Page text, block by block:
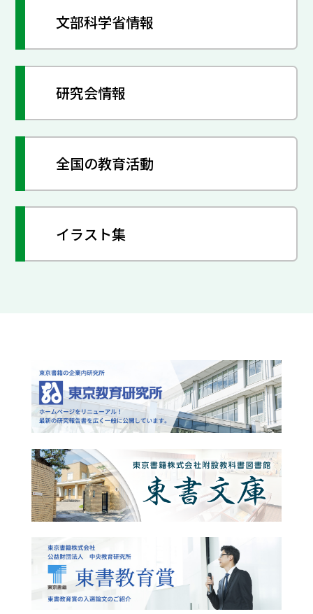
文部科学省情報
研究会情報
全国の教育活動
イラスト集